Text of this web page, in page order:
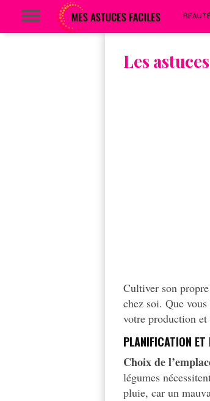
Les
Cultiver son
chez soi. Que
votre production
PLANIFICATION
Choix de
légumes
pluie, car un